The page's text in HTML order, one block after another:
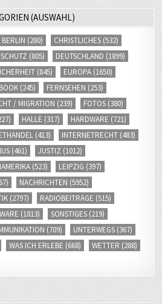
(AUSWAHL)
BERLIN (280) CHRISTLICHES (532)
(805) DEUTSCHLAND (1899)
(845) EUROPA (1650)
(245) FERNSEHEN (253)
/ MIGRATION (239) FOTOS (380)
HALLE (317) HARDWARE (721)
(413) INTERNETRECHT (483)
(461) JUSTIZ (1012)
(523) LEIPZIG (397)
NACHRICHTEN (5952)
(2797) RADIOBEITRÄGE (515)
(1813) SONSTIGES (219)
(709) UNTERWEGS (367)
WAS ICH ERLEBE (668) WETTER (288)